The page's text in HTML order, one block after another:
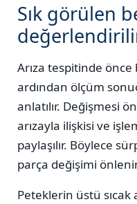
Sık görülen
Arıza tespitinde
ardından ölçüm
anlatılır. Değişmesi
arızayla ilişkisi ve
paylaşılır. Böylece
parça değişimi
Peteklerin üstü sıcak